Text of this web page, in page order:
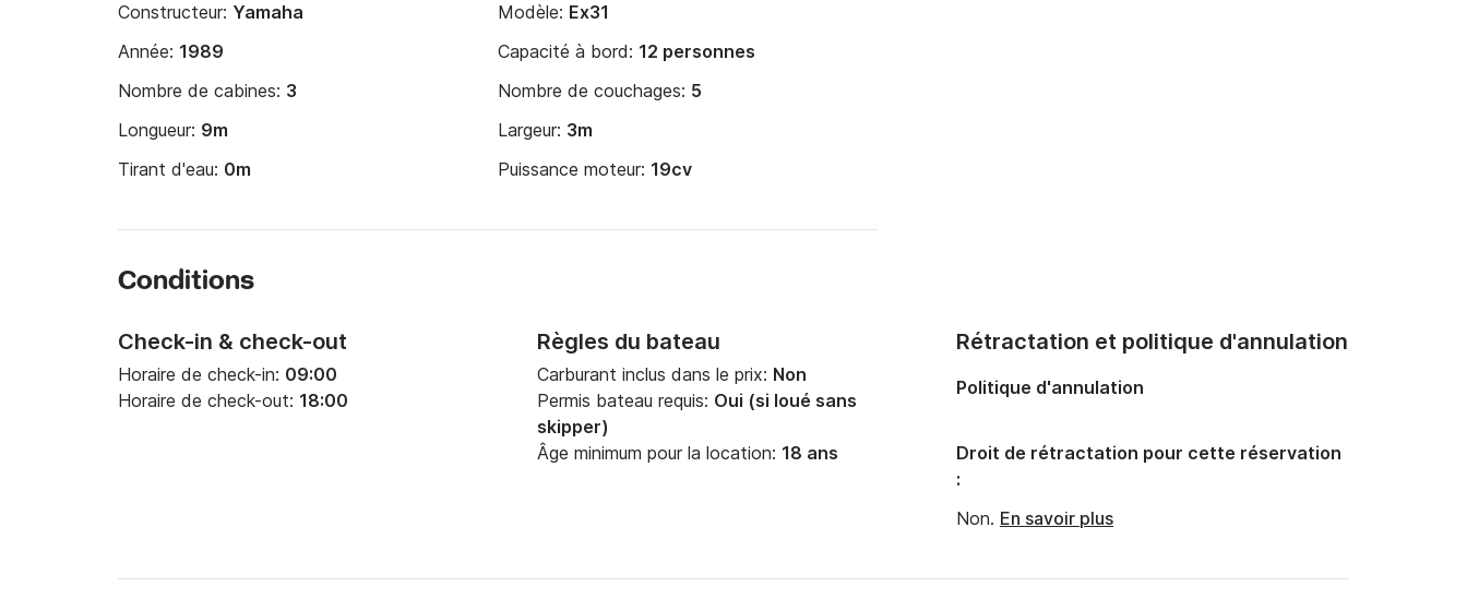
Constructeur: Yamaha Modèle: Ex31
Année: 1989 Capacité à bord: 12 personnes
Nombre de cabines: 3 Nombre de couchages: 5
Longueur: 9m Largeur: 3m
Tirant d'eau: 0m Puissance moteur: 19cv
Conditions
Check-in & check-out
Horaire de check-in: 09:00
Horaire de check-out: 18:00
Règles du bateau
Carburant inclus dans le prix: Non
Permis bateau requis: Oui (si loué sans
skipper)
Âge minimum pour la location: 18 ans
Rétractation et politique d'annulation
Politique d'annulation
Droit de rétractation pour cette réservation
:
Non. En savoir plus